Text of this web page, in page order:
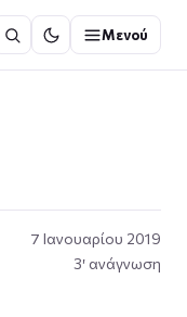
Μενού
7 Ιανουαρίου 2019
3′ ανάγνωση